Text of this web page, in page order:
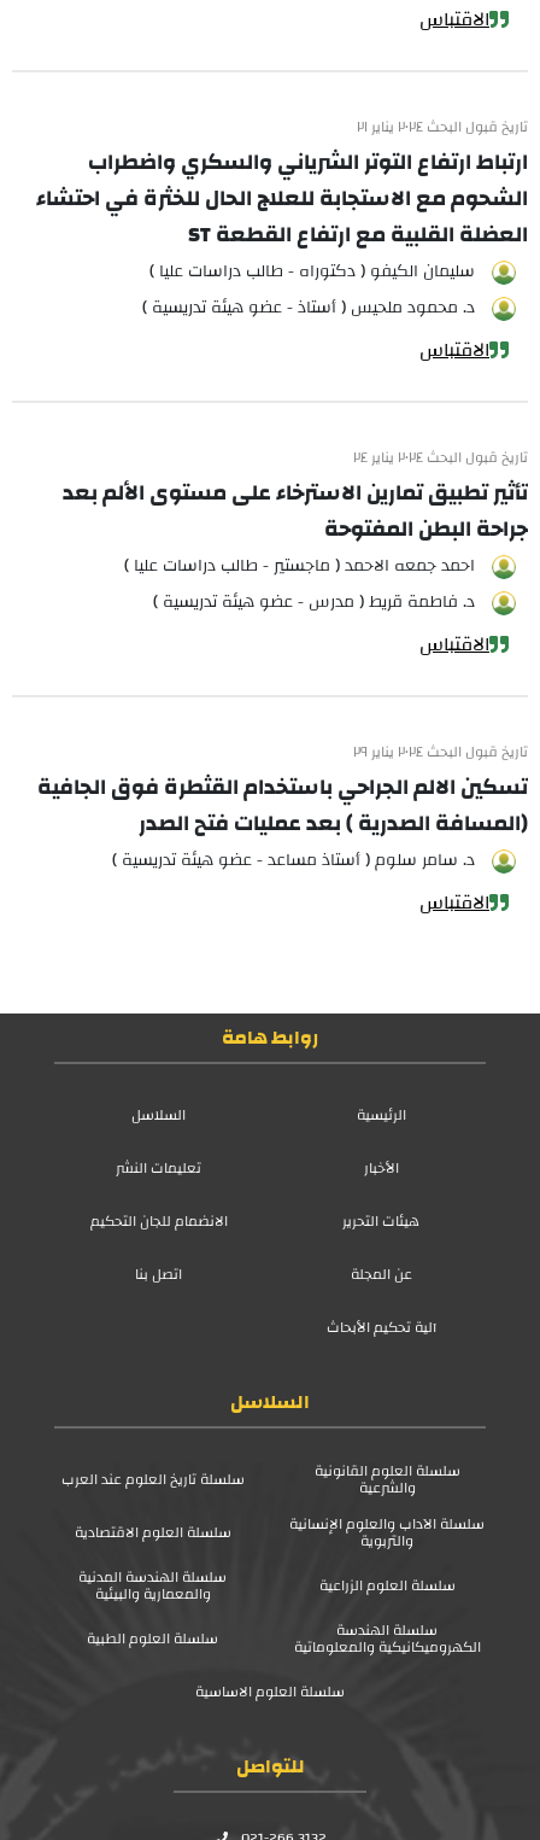
الاقتباس
تاريخ قبول البحث ٢٠٢٤ يناير ٢١
ارتباط ارتفاع التوتر الشرياني والسكري واضطراب
الشحوم مع الاستجابة للعلاج الحال للخثرة في احتشاء
العضلة القلبية مع ارتفاع القطعة ST
سليمان الكيفو ( دكتوراه - طالب دراسات عليا )
د. محمود ملحيس ( أستاذ - عضو هيئة تدريسية )
الاقتباس
تاريخ قبول البحث ٢٠٢٤ يناير ٢٤
تأثير تطبيق تمارين الاسترخاء على مستوى الألم بعد
جراحة البطن المفتوحة
احمد جمعه الاحمد ( ماجستير - طالب دراسات عليا )
د. فاطمة قريط ( مدرس - عضو هيئة تدريسية )
الاقتباس
تاريخ قبول البحث ٢٠٢٤ يناير ٢٩
تسكين الالم الجراحي باستخدام القثطرة فوق الجافية
(المسافة الصدرية ) بعد عمليات فتح الصدر
د. سامر سلوم ( أستاذ مساعد - عضو هيئة تدريسية )
الاقتباس
روابط هامة
الرئيسية
السلاسل
الأخبار
تعليمات النشر
هيئات التحرير
الانضمام للجان التحكيم
عن المجلة
اتصل بنا
آلية تحكيم الأبحاث
السلاسل
سلسلة العلوم القانونية
والشرعية
سلسلة تاريخ العلوم عند العرب
سلسلة الآداب والعلوم الإنسانية
والتربوية
سلسلة العلوم الاقتصادية
سلسلة العلوم الزراعية
سلسلة الهندسة المدنية
والمعمارية والبيئية
سلسلة الهندسة
الكهروميكانيكية والمعلوماتية
سلسلة العلوم الطبية
سلسلة العلوم الاساسية
للتواصل